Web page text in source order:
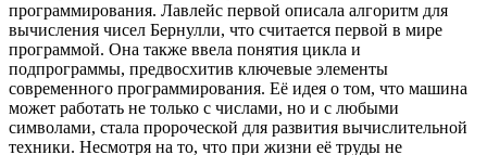
программирования. Лавлейс первой описала алгоритм для
вычисления чисел Бернулли, что считается первой в мире
программой. Она также ввела понятия цикла и
подпрограммы, предвосхитив ключевые элементы
современного программирования. Её идея о том, что машина
может работать не только с числами, но и с любыми
символами, стала пророческой для развития вычислительной
техники. Несмотря на то, что при жизни её труды не